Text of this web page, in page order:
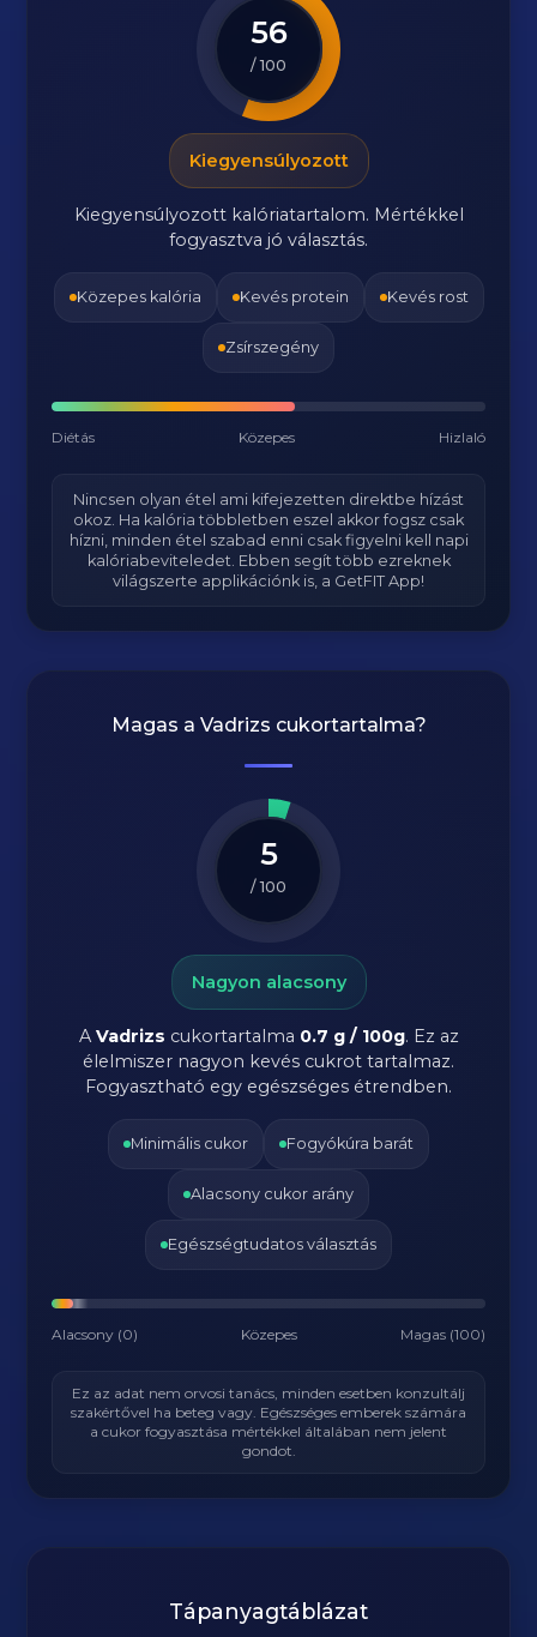
56
/ 100
Kiegyensúlyozott
Kiegyensúlyozott kalóriatartalom. Mértékkel
fogyasztva jó választás.
Közepes kalória Kevés protein Kevés rost
Zsírszegény
Diétás Közepes Hizlaló
Nincsen olyan étel ami kifejezetten direktbe hízást
okoz. Ha kalória többletben eszel akkor fogsz csak
hízni, minden étel szabad enni csak figyelni kell napi
kalóriabeviteledet. Ebben segít több ezreknek
világszerte applikációnk is, a GetFIT App!
Magas a Vadrizs cukortartalma?
5
/ 100
Nagyon alacsony
A Vadrizs cukortartalma 0.7 g / 100g. Ez az
élelmiszer nagyon kevés cukrot tartalmaz.
Fogyasztható egy egészséges étrendben.
Minimális cukor Fogyókúra barát
Alacsony cukor arány
Egészségtudatos választás
Alacsony (0) Közepes Magas (100)
Ez az adat nem orvosi tanács, minden esetben konzultálj
szakértővel ha beteg vagy. Egészséges emberek számára
a cukor fogyasztása mértékkel általában nem jelent
gondot.
Tápanyagtáblázat